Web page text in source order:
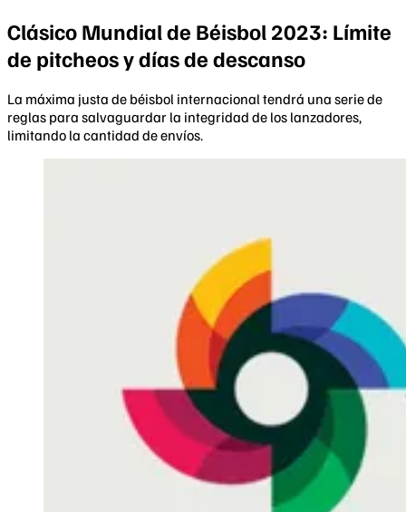
Clásico Mundial de Béisbol 2023: Límite
de pitcheos y días de descanso
La máxima justa de béisbol internacional tendrá una serie de
reglas para salvaguardar la integridad de los lanzadores,
limitando la cantidad de envíos.